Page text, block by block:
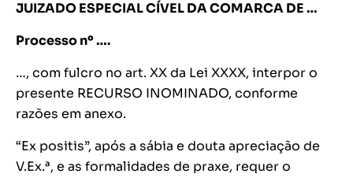
JUIZADO ESPECIAL CÍVEL DA COMARCA DE …
Processo nº ….
…, com fulcro no art. XX da Lei XXXX, interpor o
presente RECURSO INOMINADO, conforme
razões em anexo.
“Ex positis”, após a sábia e douta apreciação de
V.Ex.ª, e as formalidades de praxe, requer o